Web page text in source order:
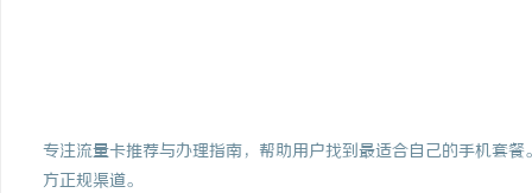
专注流量卡推荐与办理指南，帮助用户找到最适合自己的手机套
方正规渠道。